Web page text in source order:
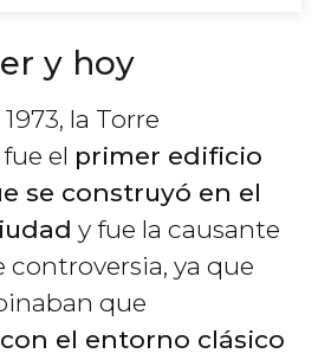
y hoy
la Torre
el primer edificio
se construyó en el
y fue la causante
controversia, ya que
que
el entorno clásico